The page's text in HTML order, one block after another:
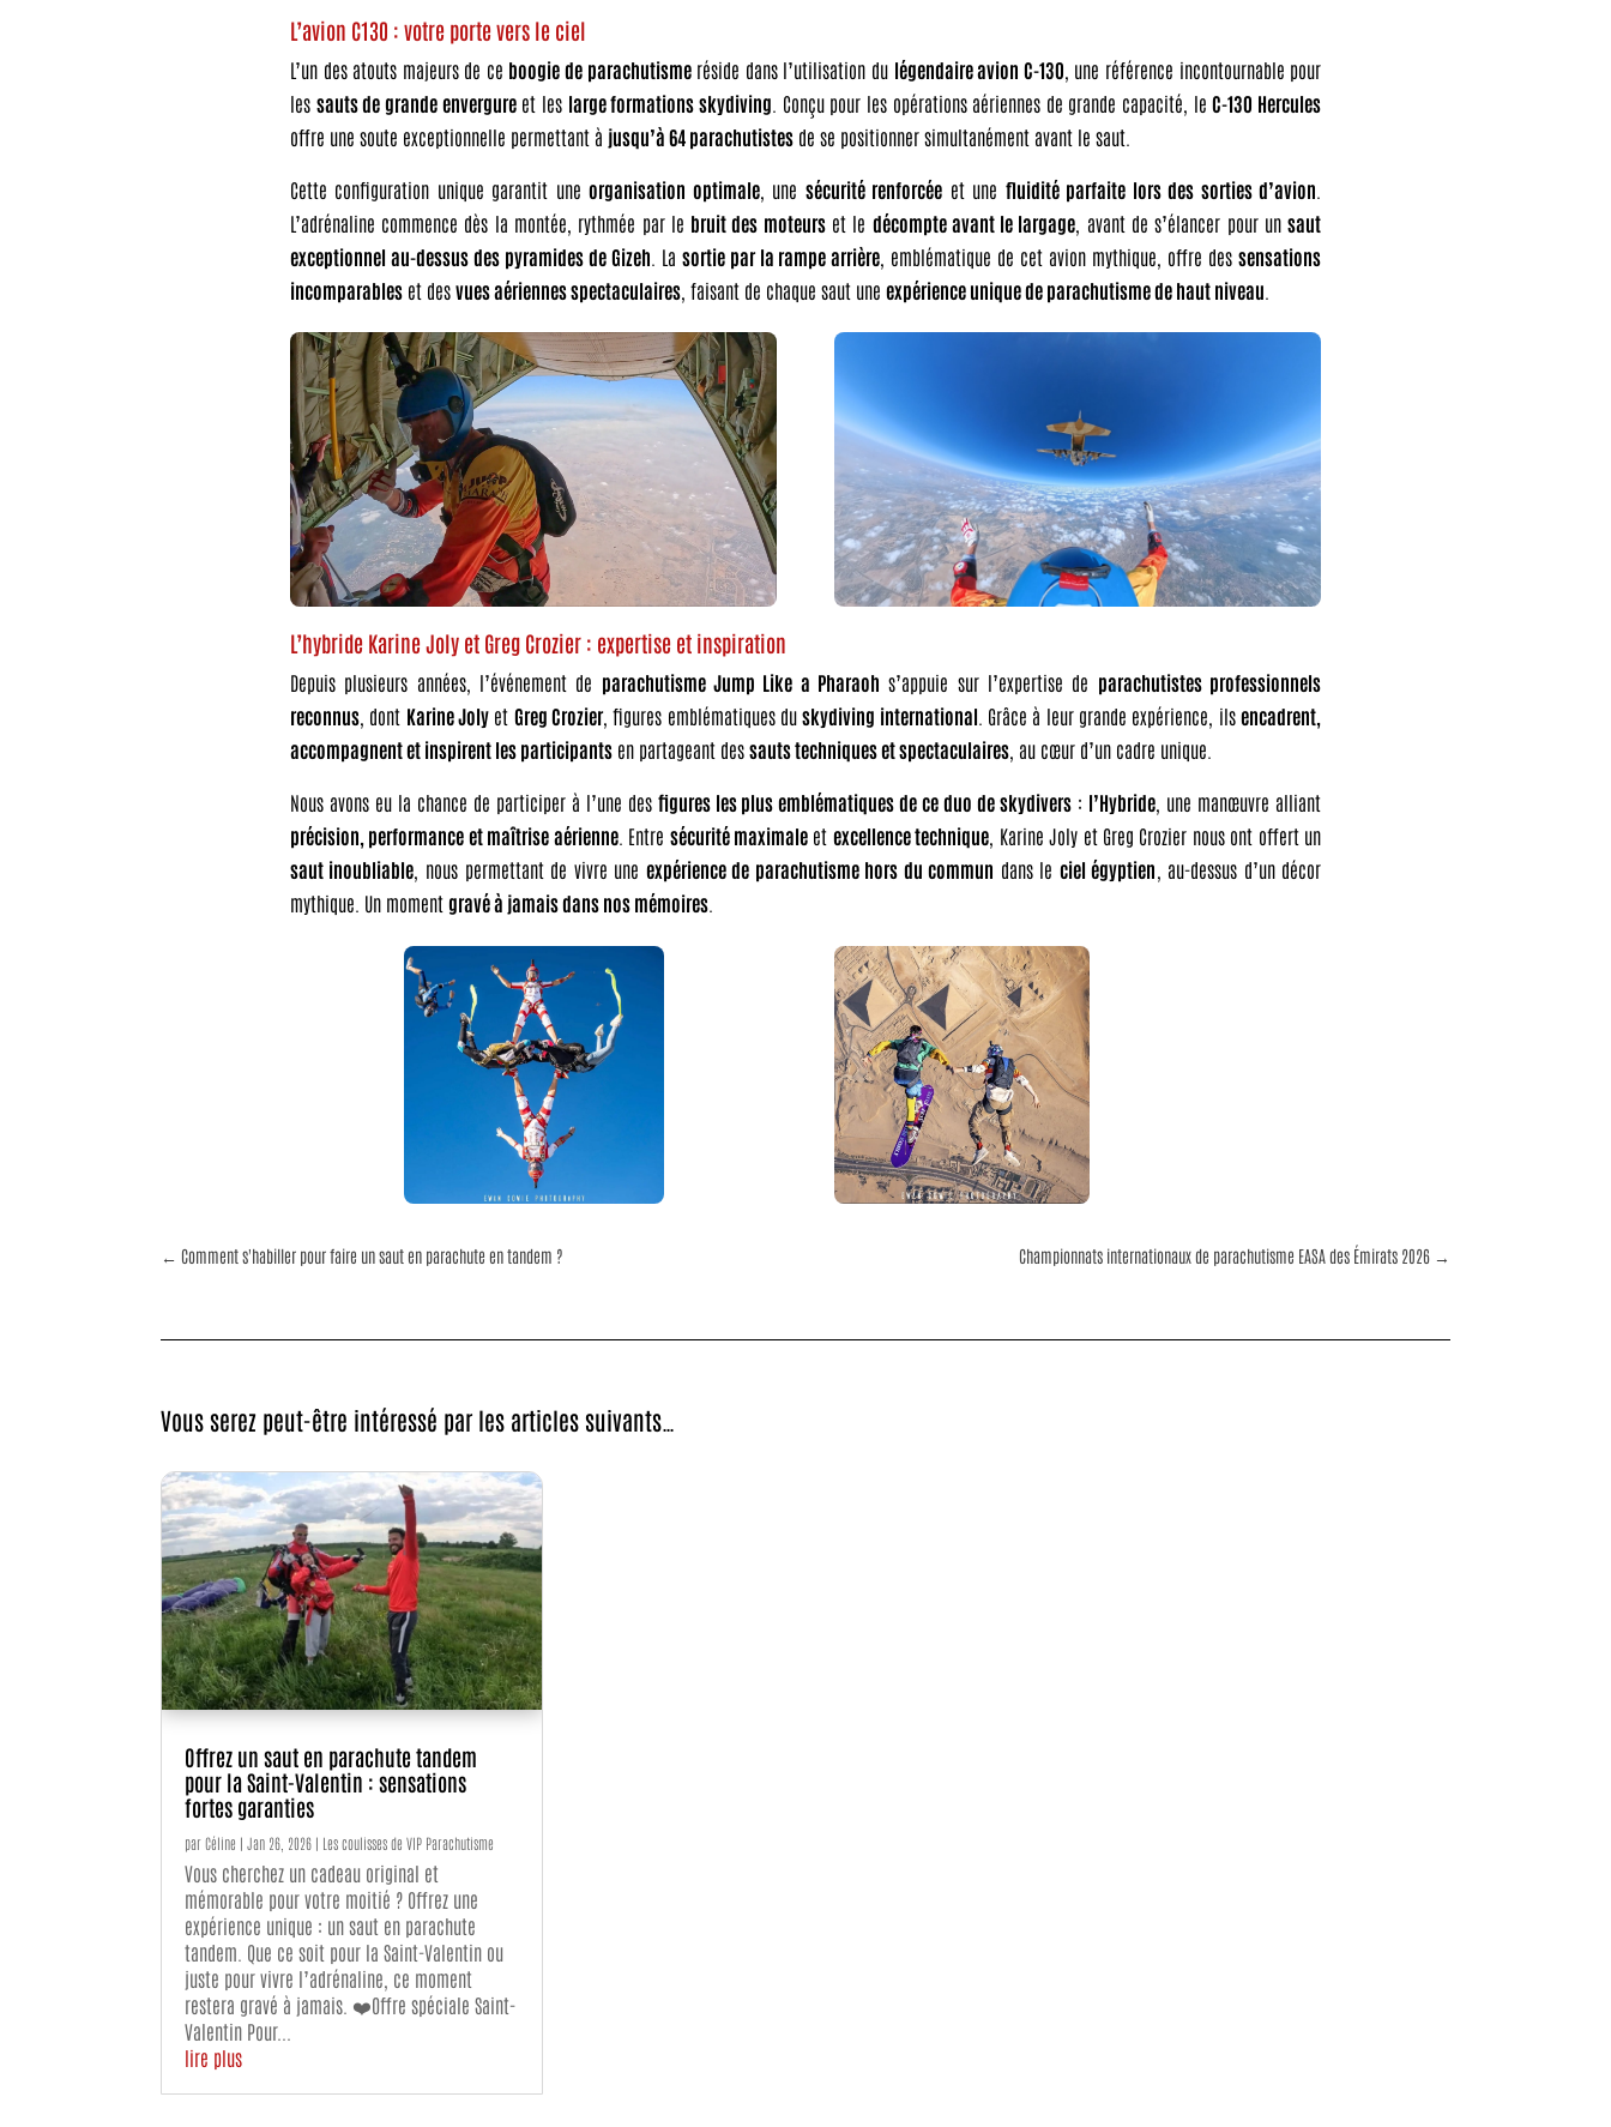
L’avion C130 : votre porte vers le ciel
L’un des atouts majeurs de ce boogie de parachutismeréside dans l’utilisation du légendaire avion C-130 , une référence incontournable pour
les sauts de grande envergureet les large formations skydiving . Conçu pour les opérations aériennes de grande capacité, leC-130 Hercules
offre une soute exceptionnelle permettant à jusqu’à 64 parachutistesde se positionner simultanément avant le saut.
Cette configuration unique garantit uneorganisation optimale, une sécurité renforcée et une fluidité parfaite lors des sorties d’avion
L’adrénaline commence dès la montée, rythmée par le bruit des moteurset le décompte avant le largage , avant de s’élancer pour unsaut
exceptionnel au-dessus des pyramides de Gizeh . La sortie par la rampe arrière , emblématique de cet avion mythique, offre dessensations
incomparableset des vues aériennes spectaculaires, faisant de chaque saut une expérience unique de parachutisme de haut niveau
L’hybride Karine Joly et Greg Crozier : expertise et inspiration
Depuis plusieurs années, l’événement de parachutisme Jump Like a Pharaoh s’appuie sur l’expertise de parachutistes professionnels
reconnus, dont Karine Jolyet Greg Crozier, figures emblématiques duskydiving international. Grâce à leur grande expérience, ilsencadrent,
accompagnent et inspirent les participantsen partageant des sauts techniques et spectaculaires, au cœur d’un cadre unique.
Nous avons eu la chance de participer à l’une des figures les plus emblématiques de ce duo de skydivers : l’Hybride , une manœuvre alliant
précision, performance et maîtrise aérienne. Entre sécurité maximaleet excellence technique , Karine Joly et Greg Crozier nous ont offert un
saut inoubliable , nous permettant de vivre une expérience de parachutisme hors du commun dans le ciel égyptien , au-dessus d’un décor
mythique. Un moment gravé à jamais dans nos mémoires.
←Comment s'habiller pour faire un saut en parachute en tandem ? Championnats internationaux de parachutisme EASA des Émirats 2026→
Vous serez peut-être intéressé par les articles suivants…
Offrez un saut en parachute tandem
pour la Saint-Valentin : sensations
fortes garanties
parCéline |Jan 26, 2026 | Les coulisses de VIP Parachutisme
Vous cherchez un cadeau original et
mémorable pour votre moitié ? Offrez une
expérience unique : un saut en parachute
tandem. Que ce soit pour la Saint-Valentin ou
juste pour vivre l’adrénaline, ce moment
restera gravé à jamais. ❤️Offre spéciale Saint-
Valentin Pour...
lire plus